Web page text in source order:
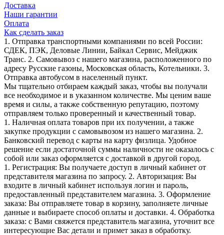
Доставка
Наши гарантии
Оплата
Как сделать заказ
1. Отправка транспортными компаниями по всей России:
СДЕК, ПЭК, Деловые Линии, Байкал Сервис, Мейджик
Транс. 2. Самовывоз с нашего магазина, расположенного по
адресу Русские газоны, Московская область, Котельники. 3.
Отправка автобусом в населенный пункт.
Мы тщательно отбираем каждый заказ, чтобы вы получали
все необходимое и в указанном количестве. Мы ценим ваше
время и силы, а также собственную репутацию, поэтому
отправляем только проверенный и качественный товар.
1. Наличная оплата товаров при их получении, а также
закупке продукции с самовывозом из нашего магазина. 2.
Банковский перевод с карты на карту физлица. Удобное
решение если достаточной суммы наличности не оказалось с
собой или заказ оформляется с доставкой в другой город.
1. Регистрация: Вы получаете доступ в личный кабинет от
представителя магазина по запросу. 2. Авторизация: Вы
входите в личный кабинет используя логин и пароль,
предоставленный представителем магазина. 3. Оформление
заказа: Вы отправляете товар в корзину, заполняете личные
данные и выбираете способ оплаты и доставки. 4. Обработка
заказа: с Вами свяжется представитель магазина, уточнит все
интересующие Вас детали и примет заказ в обработку.